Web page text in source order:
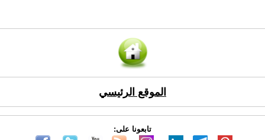
الموقع الرئيسي
تابعونا على: